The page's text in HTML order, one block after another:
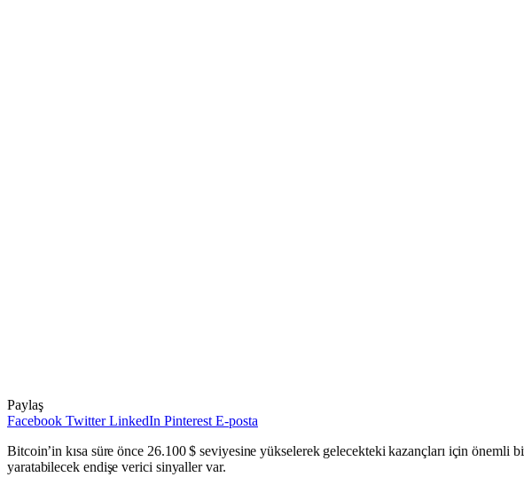
Paylaş
Facebook Twitter LinkedIn Pinterest E-posta
Bitcoin’in kısa süre önce 26.100 $ seviyesine yükselerek gelecekteki kazançları için önemli
yaratabilecek endişe verici sinyaller var.